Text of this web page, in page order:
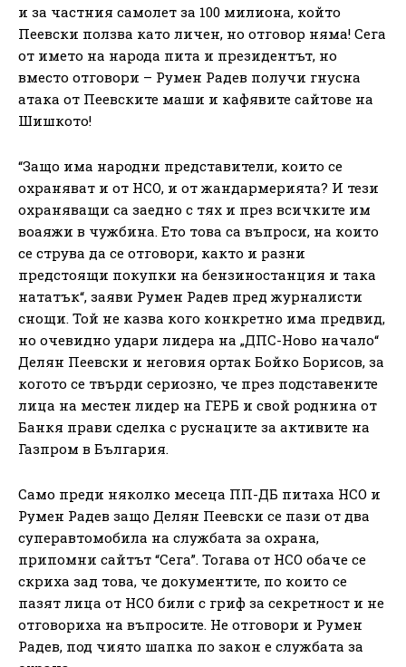
и за частния самолет за 100 милиона, който
Пеевски ползва като личен, но отговор няма! Сега
от името на народа пита и президентът, но
вместо отговори – Румен Радев получи гнусна
атака от Пеевските маши и кафявите сайтове на
Шишкото!
“Защо има народни представители, които се
охраняват и от НСО, и от жандармерията? И тези
охраняващи са заедно с тях и през всичките им
воаяжи в чужбина. Ето това са въпроси, на които
се струва да се отговори, както и разни
предстоящи покупки на бензиностанция и така
нататък“, заяви Румен Радев пред журналисти
снощи. Той не казва кого конкретно има предвид,
но очевидно удари лидера на „ДПС-Ново начало“
Делян Пеевски и неговия ортак Бойко Борисов, за
когото се твърди сериозно, че през подставените
лица на местен лидер на ГЕРБ и свой роднина от
Банкя прави сделка с руснаците за активите на
Газпром в България.
Само преди няколко месеца ПП-ДБ питаха НСО и
Румен Радев защо Делян Пеевски се пази от два
суперавтомобила на службата за охрана,
припомни сайтът “Сега”. Тогава от НСО обаче се
скриха зад това, че документите, по които се
пазят лица от НСО били с гриф за секретност и не
отговориха на въпросите. Не отговори и Румен
Радев, под чиято шапка по закон е службата за